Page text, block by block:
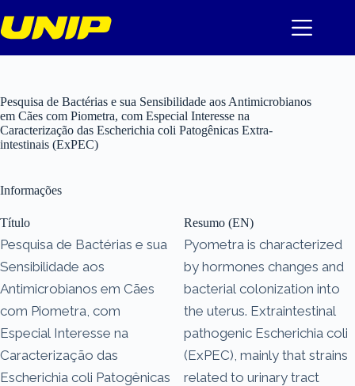
para
o
Pesquisa de Bactérias e sua Sensibilidade aos Antimicrobianos
em Cães com Piometra, com Especial Interesse na
Caracterização das Escherichia coli Patogênicas Extra-
intestinais (ExPEC)
Informações
Título
Pesquisa de Bactérias e sua
Sensibilidade aos
Antimicrobianos em Cães
com Piometra, com
Especial Interesse na
Caracterização das
Escherichia coli Patogênicas
Resumo (EN)
Pyometra is characterized
by hormones changes and
bacterial colonization into
the uterus. Extraintestinal
pathogenic Escherichia coli
(ExPEC), mainly that strains
related to urinary tract